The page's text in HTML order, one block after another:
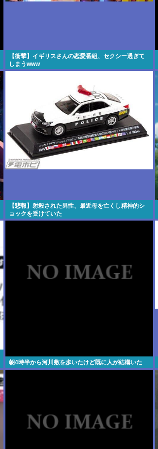
【衝撃】イギリスさんの恋愛番組、セクシー過ぎて
しまうwww
【悲報】射殺された男性、最近母を亡くし精神的シ
ョックを受けていた
朝4時半から河川敷を歩いたけど既に人が結構いた